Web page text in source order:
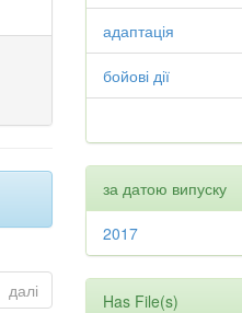
далі
адаптація
бойові дії
за датою випуску
2017
Has File(s)